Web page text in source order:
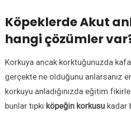
Köpeklerde Akut
hangi çözümler
Korkuya ancak korktuğunuzda
gerçekte ne olduğunu anlarsanız
korkuyu anladığınızda eğitim
bunlar tıpkı köpeğin korkusu kadar